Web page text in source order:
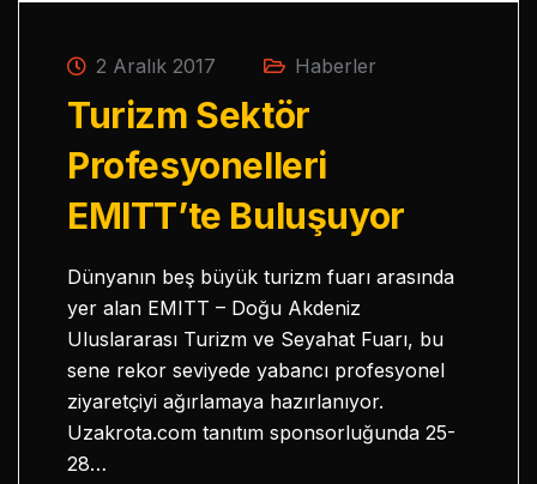
2 Aralık 2017 Haberler
Turizm Sektör
Profesyonelleri
EMITT’te Buluşuyor
Dünyanın beş büyük turizm fuarı arasında
yer alan EMITT – Doğu Akdeniz
Uluslararası Turizm ve Seyahat Fuarı, bu
sene rekor seviyede yabancı profesyonel
ziyaretçiyi ağırlamaya hazırlanıyor.
Uzakrota.com tanıtım sponsorluğunda 25-
28…